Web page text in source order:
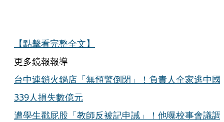
【點擊看完整全文】
更多鏡報報導
台中連鎖火鍋店「無預警倒閉」！負責人全家逃中
339人損失數億元
遭學生戳屁股「教師反被記申誡」！他曝校事會議調